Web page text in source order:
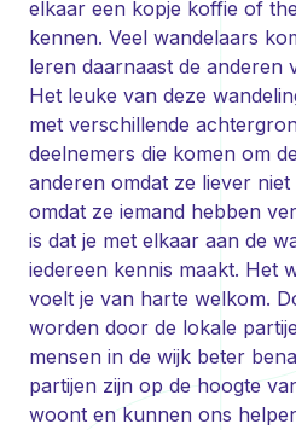
elkaar een kopje koffie of
kennen. Veel wandelaars
leren daarnaast de anderen
Het leuke van deze
met verschillende
deelnemers die komen om
anderen omdat ze liever
omdat ze iemand hebben
is dat je met elkaar aan de
iedereen kennis maakt. Het
voelt je van harte welkom.
worden door de lokale
mensen in de wijk beter
partijen zijn op de hoogte
woont en kunnen ons